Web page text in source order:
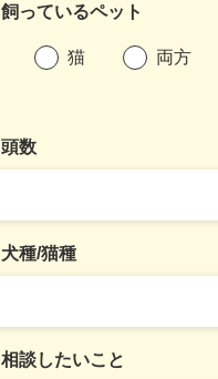
飼っているペット
猫 両方
頭数
犬種/猫種
相談したいこと